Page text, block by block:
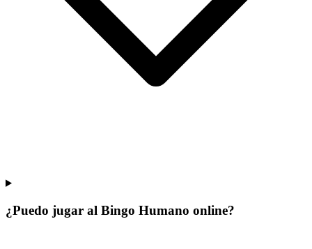
¿Puedo jugar al Bingo Humano online?